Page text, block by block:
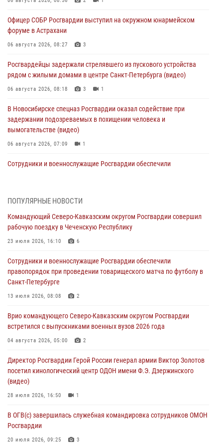
Офицер СОБР Росгвардии выступил на окружном юнармейском
форуме в Астрахани
06 августа 2026, 08:27 3
Росгвардейцы задержали стрелявшего из пускового устройства
рядом с жилыми домами в центре Санкт-Петербурга (видео)
06 августа 2026, 08:18 3 1
В Новосибирске спецназ Росгвардии оказал содействие при
задержании подозреваемых в похищении человека и
вымогательстве (видео)
06 августа 2026, 07:09 1
Сотрудники и военнослужащие Росгвардии обеспечили
06 августа 2026, 07:03 3
В Грозном военнослужащие Росгвардии присоединились к
всероссийской донорской акции «От сердца к сердцу»
06 августа 2026, 06:30
В Бурятии и Приамурье росгвардейцы задержали подозреваемых в
незаконном обороте наркотиков
06 августа 2026, 06:15
добычу биоресурсов
06 августа 2026, 05:12
06 августа 2026, 05:00
ПОПУЛЯРНЫЕ НОВОСТИ
Командующий Северо-Кавказским округом Росгвардии совершил
рабочую поездку в Чеченскую Республику
23 июля 2026, 16:10 6
Сотрудники и военнослужащие Росгвардии обеспечили
правопорядок при проведении товарищеского матча по футболу в
Санкт-Петербурге
13 июля 2026, 08:08 2
Врио командующего Северо-Кавказским округом Росгвардии
встретился с выпускниками военных вузов 2026 года
04 августа 2026, 05:00 2
Директор Росгвардии Герой России генерал армии Виктор Золотов
посетил кинологический центр ОДОН имени Ф.Э. Дзержинского
(видео)
28 июля 2026, 16:50 1
В ОГВ(с) завершилась служебная командировка сотрудников ОМОН
Росгвардии
20 июля 2026, 09:25 3